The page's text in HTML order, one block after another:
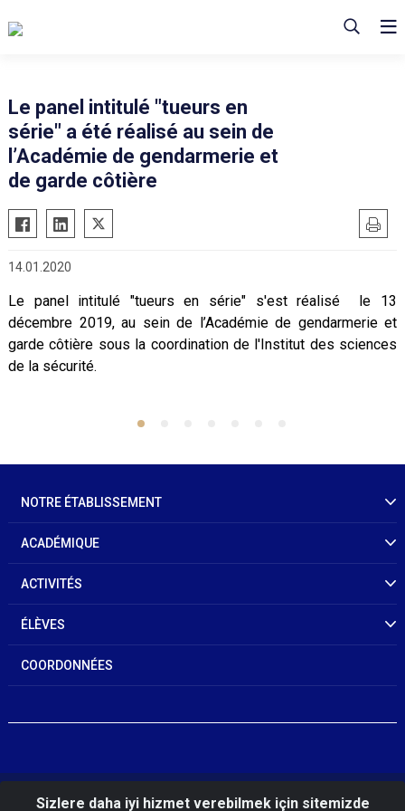
Le panel intitulé "tueurs en
série" a été réalisé au sein de
l’Académie de gendarmerie et
de garde côtière
14.01.2020
Le panel intitulé "tueurs en série" s'est réalisé le 13
décembre 2019, au sein de l’Académie de gendarmerie et
garde côtière sous la coordination de l'Institut des sciences
de la sécurité.
NOTRE ÉTABLISSEMENT
ACADÉMIQUE
ACTIVITÉS
ÉLÈVES
COORDONNÉES
Sizlere daha iyi hizmet verebilmek için sitemizde